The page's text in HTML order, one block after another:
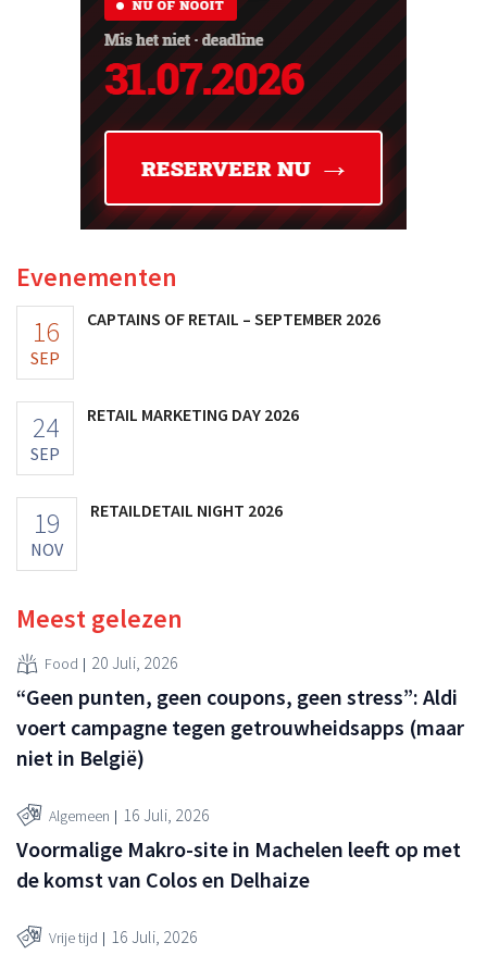
Evenementen
16
SEP
CAPTAINS OF RETAIL – SEPTEMBER 2026
24
SEP
RETAIL MARKETING DAY 2026
19
NOV
RETAILDETAIL NIGHT 2026
Meest gelezen
Food 20 Juli, 2026
“Geen punten, geen coupons, geen stress”: Aldi
voert campagne tegen getrouwheidsapps (maar
niet in België)
Algemeen 16 Juli, 2026
Voormalige Makro-site in Machelen leeft op met
de komst van Colos en Delhaize
Vrije tijd 16 Juli, 2026